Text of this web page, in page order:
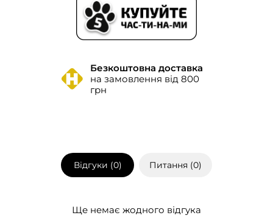
Безкоштовна доставка
на замовлення від 800
грн
Відгуки (0) Питання (0)
Ще немає жодного відгука